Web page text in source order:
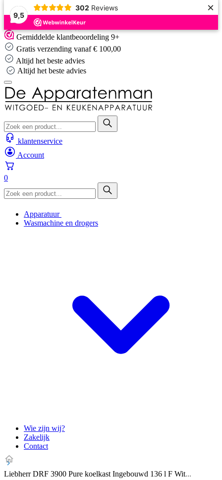
9,5
302 Reviews ×
Skip
to
content
Gemiddelde klantbeoordeling 9+
Gratis verzending vanaf € 100,00
Altijd het beste advies
Altijd het beste advies
klantenservice
Account
0
Apparatuur
Wasmachine en drogers
Wie zijn wij?
Zakelijk
Contact
Liebherr DRF 3900 Pure koelkast Ingebouwd 136 l F Wit